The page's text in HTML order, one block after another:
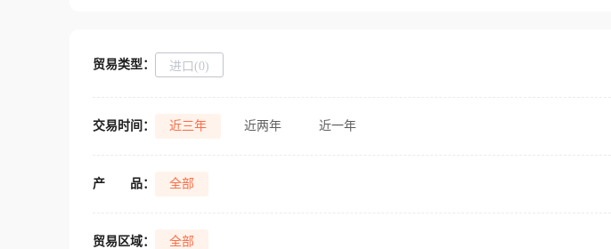
贸易类型： 进口(0)
交易时间： 近三年 近两年 近一年
产 品： 全部
贸易区域： 全部